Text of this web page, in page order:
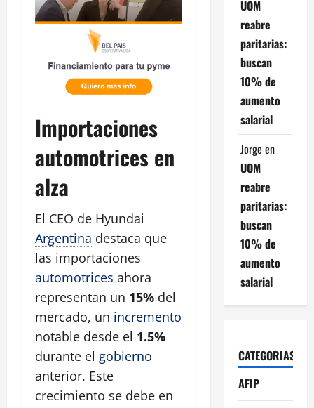
Importaciones
automotrices en
alza
El CEO de Hyundai
Argentina destaca que
las importaciones
automotrices ahora
representan un 15% del
mercado, un incremento
notable desde el 1.5%
durante el gobierno
anterior. Este
crecimiento se debe en
UOM
reabre
paritarias:
buscan
10% de
aumento
salarial
Jorge en
UOM
reabre
paritarias:
buscan
10% de
aumento
salarial
CATEGORIAS
AFIP